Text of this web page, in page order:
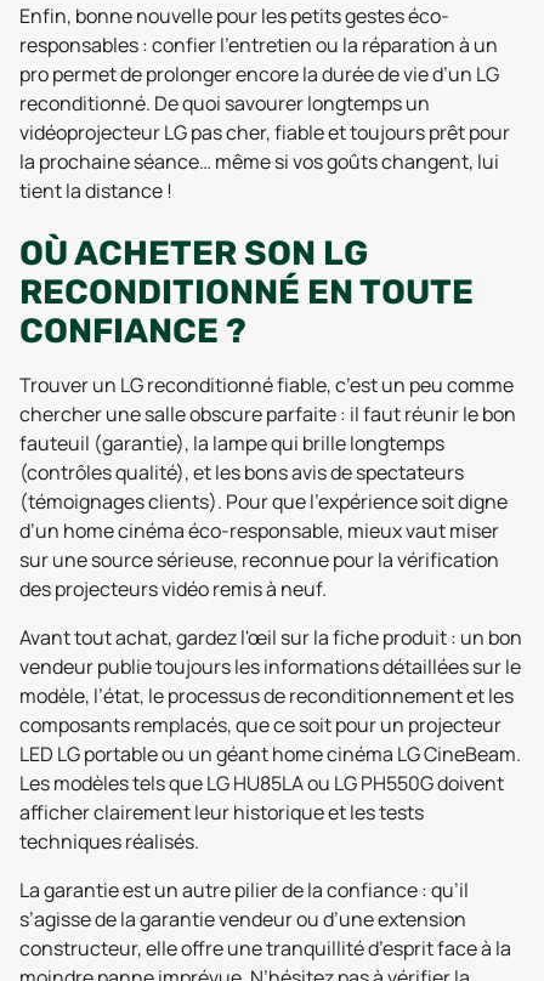
Enfin, bonne nouvelle pour les petits gestes éco-
responsables : confier l’entretien ou la réparation à un
pro permet de prolonger encore la durée de vie d’un LG
reconditionné. De quoi savourer longtemps un
vidéoprojecteur LG pas cher, fiable et toujours prêt pour
la prochaine séance… même si vos goûts changent, lui
tient la distance !
OÙ ACHETER SON LG
RECONDITIONNÉ EN TOUTE
CONFIANCE ?
Trouver un LG reconditionné fiable, c’est un peu comme
chercher une salle obscure parfaite : il faut réunir le bon
fauteuil (garantie), la lampe qui brille longtemps
(contrôles qualité), et les bons avis de spectateurs
(témoignages clients). Pour que l’expérience soit digne
d’un home cinéma éco-responsable, mieux vaut miser
sur une source sérieuse, reconnue pour la vérification
des projecteurs vidéo remis à neuf.
Avant tout achat, gardez l'œil sur la fiche produit : un bon
vendeur publie toujours les informations détaillées sur le
modèle, l’état, le processus de reconditionnement et les
composants remplacés, que ce soit pour un projecteur
LED LG portable ou un géant home cinéma LG CineBeam.
Les modèles tels que LG HU85LA ou LG PH550G doivent
afficher clairement leur historique et les tests
techniques réalisés.
La garantie est un autre pilier de la confiance : qu’il
s’agisse de la garantie vendeur ou d’une extension
constructeur, elle offre une tranquillité d’esprit face à la